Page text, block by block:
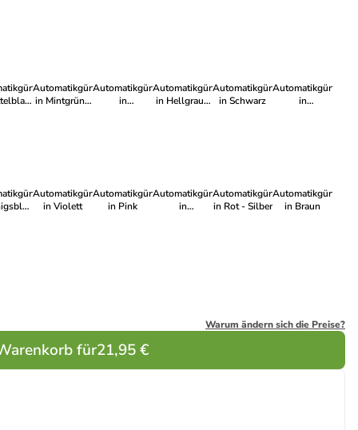
Automatikgürtel
in Mintgrün -
Automatikgürtel
in
Automatikgürtel
in Hellgrau -
Automatikgürtel
in Schwarz
Automatikgürtel
in
Automatikgürtel
in Violett
Automatikgürtel
in Pink
Automatikgürtel
in
Automatikgürtel
in Rot - Silber
Automatikgürtel
in Braun
Warum ändern sich die Preise?
für21,95 €